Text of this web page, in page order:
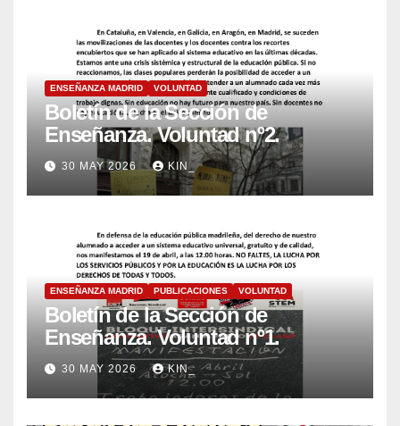
ENSEÑANZA MADRID VOLUNTAD
Boletín de la Sección de
Enseñanza. Voluntad nº2.
30 MAY 2026 KIN_
ENSEÑANZA MADRID PUBLICACIONES VOLUNTAD
Boletín de la Sección de
Enseñanza. Voluntad nº1.
30 MAY 2026 KIN_